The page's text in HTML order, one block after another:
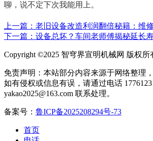
聊，说不定下次我能用上。
上一篇：老旧设备改造利润翻倍秘籍：维
下一篇：设备总坏？车间老师傅揭秘延长
Copyright ©2025 智穹界宣明机械网 版权所
免责声明：本站部分内容来源于网络整理
如有侵权或信息有误，请通过电话
yakao2025@163.com 联系处理。
备案号： 鲁ICP备2025208294号-73
首页